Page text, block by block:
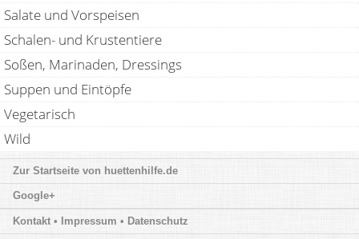
Salate und Vorspeisen
Schalen- und Krustentiere
Soßen, Marinaden, Dressings
Suppen und Eintöpfe
Vegetarisch
Wild
huettenhilfe.de
Google+
Kontakt • Impressum • Datenschutz